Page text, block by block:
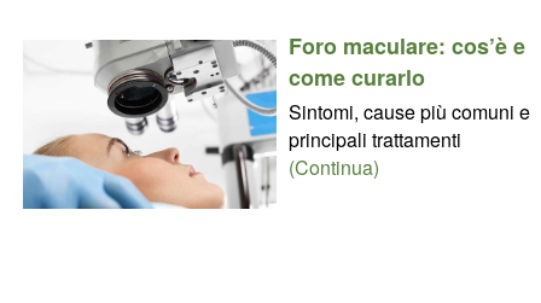
Foro maculare: cos’è e
come curarlo
Sintomi, cause più comuni e
principali trattamenti
(Continua)